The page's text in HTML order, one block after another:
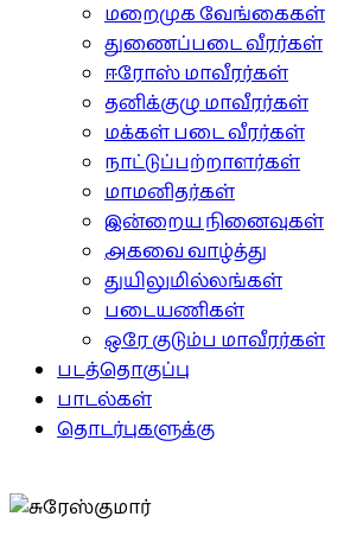
மறைமுக வேங்கைகள்
துணைப்படை வீரர்கள்
ஈரோஸ் மாவீரர்கள்
தனிக்குழு மாவீரர்கள்
மக்கள் படை வீரர்கள்
நாட்டுப்பற்றாளர்கள்
மாமனிதர்கள்
இன்றைய நினைவுகள்
அகவை வாழ்த்து
துயிலுமில்லங்கள்
படையணிகள்
ஒரே குடும்ப மாவீரர்கள்
படத்தொகுப்பு
பாடல்கள்
தொடர்புகளுக்கு